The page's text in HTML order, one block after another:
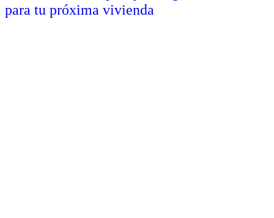
para tu próxima vivienda